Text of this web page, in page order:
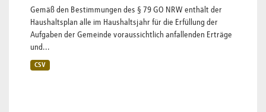
Gemäß den Bestimmungen des § 79 GO NRW enthält der
Haushaltsplan alle im Haushaltsjahr für die Erfüllung der
Aufgaben der Gemeinde voraussichtlich anfallenden Erträge
und...
CSV